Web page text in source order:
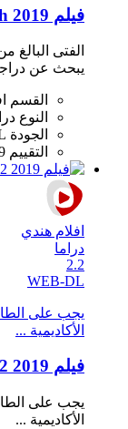
فيلم Rajdooth 2019 مترجم HD
يبحث عن
القسم
النوع
الجودة
التقييم
افلام هندي
دراما
2.2
WEB-DL
يجب على
الأكاديمية ...
فيلم Student of the Year 2 2019 مترجم HD
يجب على
الأكاديمية ...